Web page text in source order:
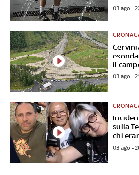
03 ago -
il
03 ago -
sulla
chi
03 ago -